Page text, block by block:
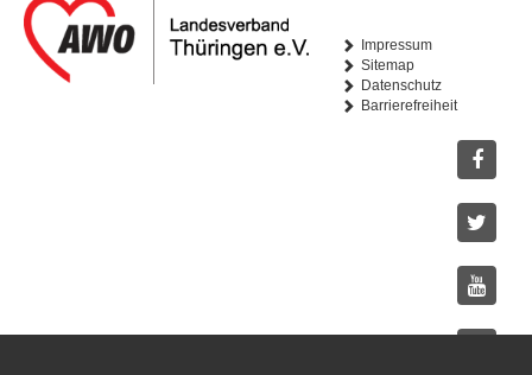
Impressum
Sitemap
Datenschutz
Barrierefreiheit